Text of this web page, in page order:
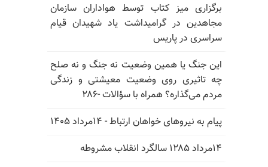
برگزاری میز کتاب توسط هواداران سازمان
مجاهدین در گرامیداشت یاد شهیدان قیام
سراسری در پاریس
این جنگ یا همین وضعیت نه جنگ و نه صلح
چه تاثیری روی وضعیت معیشتی و زندگی
مردم می‌گذاره؟ همراه با سؤالات -۲۸۶
پیام به نیروهای خواهان ارتباط - ۱۴مرداد ۱۴۰۵
۱۴مرداد ۱۲۸۵ سالگرد انقلاب مشروطه